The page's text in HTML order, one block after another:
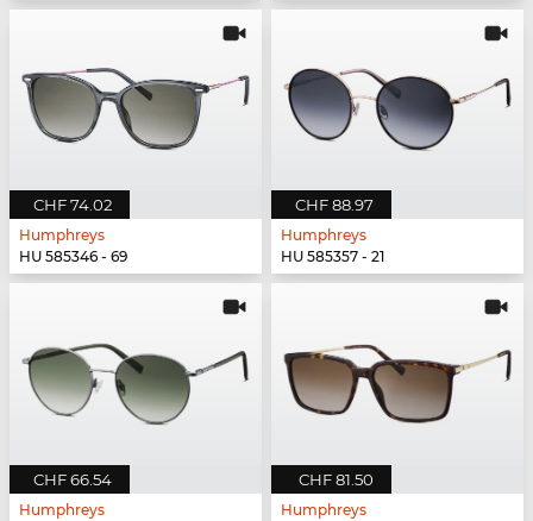
CHF 74.02
Humphreys
HU 585346 - 69
CHF 88.97
Humphreys
HU 585357 - 21
CHF 66.54
Humphreys
CHF 81.50
Humphreys